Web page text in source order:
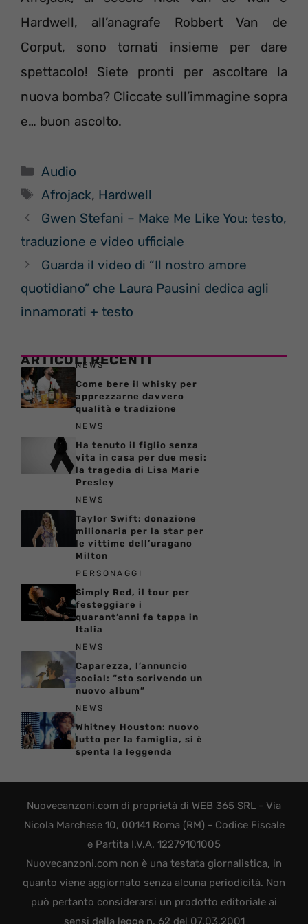
Hardwell, all’anagrafe Robbert Van de
Corput, sono tornati insieme per dare
spettacolo! Siete pronti per ascoltare la
nuova bomba? Cliccate sull’immagine sopra
e… buon ascolto.
Categorie
Audio
Tag
Afrojack, Hardwell
Gwen Stefani – Make Me Like You: testo,
traduzione e video ufficiale
Guarda il video di “Il nostro amore
quotidiano” che Laura Pausini dedica agli
innamorati + testo
ARTICOLI RECENTI
NEWS
Come bere il whisky per
apprezzarne davvero
qualità e tradizione
NEWS
Ha tenuto il figlio senza
vita in casa per due mesi:
la tragedia di Lisa Marie
Presley
NEWS
Taylor Swift: donazione
milionaria per la star per
le vittime dell’uragano
Milton
PERSONAGGI
Simply Red, il tour per
festeggiare i
quarant’anni fa tappa in
Italia
NEWS
Caparezza, l’annuncio
social: “sto scrivendo un
nuovo album”
NEWS
Whitney Houston: nuovo
lutto per la famiglia, si è
spenta la leggenda
Nuovecanzoni.com di proprietà di WEB 365 SRL - Via
Nicola Marchese 10, 00141 Roma (RM) - Codice Fiscale
e Partita I.V.A. 12279101005
Nuovecanzoni.com non è una testata giornalistica, in
quanto viene aggiornato senza alcuna periodicità. Non
può pertanto considerarsi un prodotto editoriale ai
sensi della legge n. 62 del 07.03.2001